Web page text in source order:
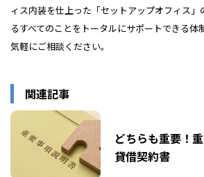
ィス内装を仕上った「セットアップオフィス」
るすべてのことをトータルにサポートできる体
気軽にご相談ください。
関連記事
どちらも重要！
貸借契約書